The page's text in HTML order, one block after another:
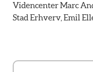
Videncenter Marc
Stad Erhverv, Emil